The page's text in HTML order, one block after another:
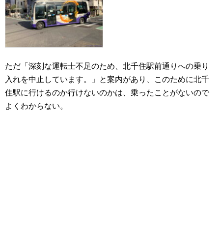
ただ「深刻な運転士不足のため、北千住駅前通りへの乗り
入れを中止しています。」と案内があり、このために北千
住駅に行けるのか行けないのかは、乗ったことがないので
よくわからない。